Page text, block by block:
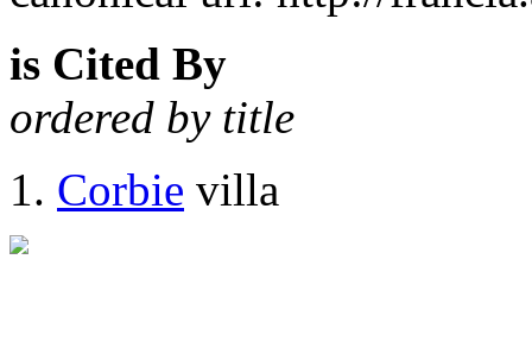
is Cited By
ordered by title
Corbie villa